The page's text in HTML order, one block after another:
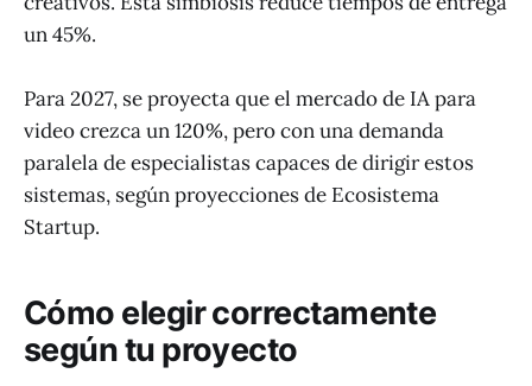
un 45%.
Para 2027, se proyecta que el mercado de IA para
video crezca un 120%, pero con una demanda
paralela de especialistas capaces de dirigir estos
sistemas, según proyecciones de Ecosistema
Startup.
Cómo elegir correctamente
según tu proyecto